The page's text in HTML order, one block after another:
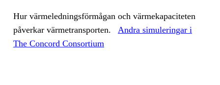
Hur vär­me­led­nings­för­må­gan och vär­me­ka­pa­ci­te­ten
på­ver­kar vär­me­trans­por­ten. And­ra si­mu­le­ring­ar i
The Con­cord Con­sor­ti­um